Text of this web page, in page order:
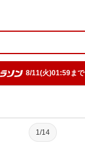
8/11(火)01:59まで
1/14